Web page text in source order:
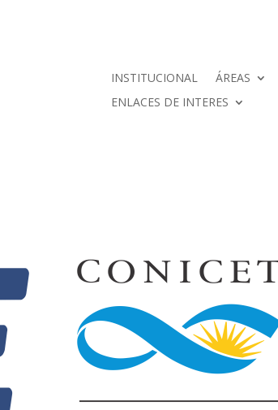
INSTITUCIONAL ÁREAS
ENLACES DE INTERES